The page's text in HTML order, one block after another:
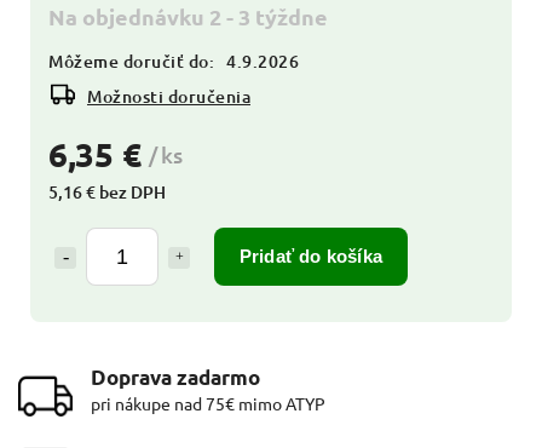
6,35 € / ks
5,16 € bez DPH
Pridať do košíka
Na objednávku 2 - 3 týždne
Môžeme doručiť do: 4.9.2026
Možnosti doručenia
Doprava zadarmo
pri nákupe nad 75€ mimo ATYP